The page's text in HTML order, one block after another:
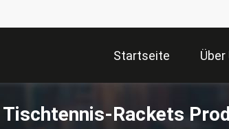
Startseite Über
Tischtennis-Rackets